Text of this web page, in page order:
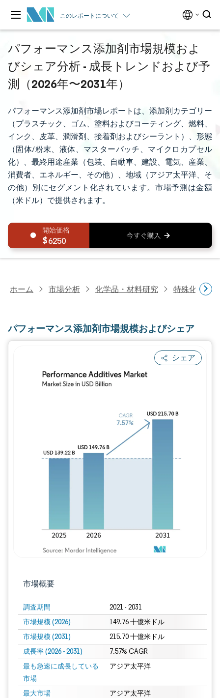
このレポートについて
パフォーマンス添加剤市場規模およ
びシェア分析 - 成長トレンドおよび予
測（2026年〜2031年）
パフォーマンス添加剤市場レポートは、添加剤カテゴリー
（プラスチック、ゴム、塗料およびコーティング、燃料、
インク、皮革、潤滑剤、接着剤およびシーラント）、形態
（固体/粉末、液体、マスターバッチ、マイクロカプセル
化）、最終用途産業（包装、自動車、建設、電気、産業、
消費者、エネルギー、その他）、地域（アジア太平洋、そ
の他）別にセグメント化されています。市場予測は金額
（米ドル）で提供されます。
6250
ホーム 市場分析 化学品・材料研究 特殊化学品
パフォーマンス添加剤市場規模およびシェア
シェア
市場概要
調査期間 2021 - 2031
市場規模 (2026) 149.76 十億米ドル
市場規模 (2031) 215.70 十億米ドル
成長率 (2026 - 2031) 7.57% CAGR
最も急速に成長している
市場
アジア太平洋
最大市場 アジア太平洋